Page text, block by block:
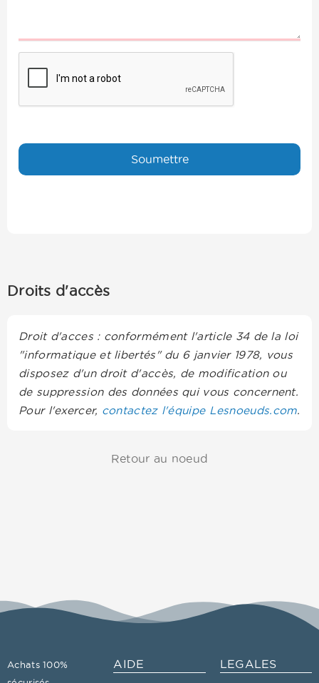
Droits d'accès
Droit d'acces : conformément l'article 34 de la loi
"informatique et libertés" du 6 janvier 1978, vous
disposez d'un droit d'accès, de modification ou
de suppression des données qui vous concernent.
Pour l'exercer, contactez l'équipe Lesnoeuds.com.
Retour au noeud
Achats 100%
AIDE LEGALES